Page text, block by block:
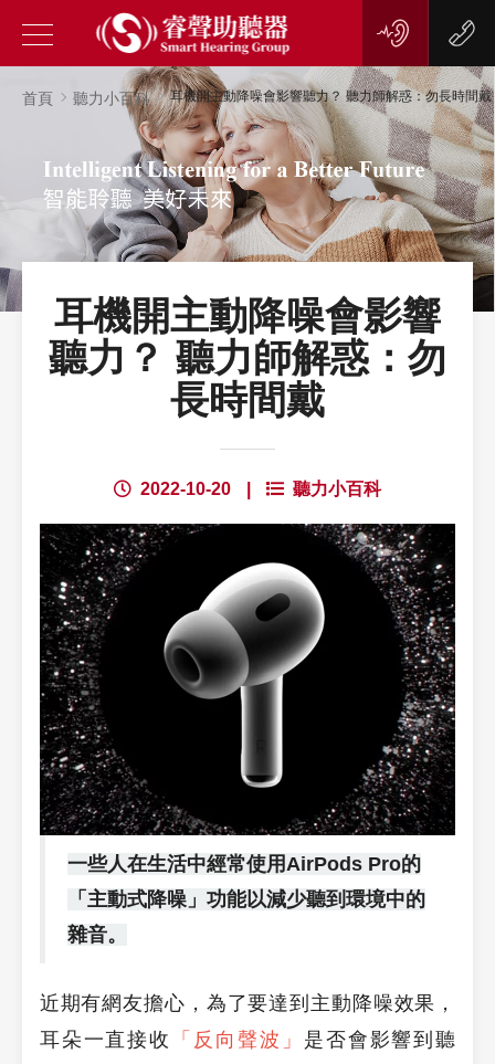
首頁 聽力小百科 耳機開主動降噪會影響聽力？ 聽力師解惑：勿長時間戴
耳機開主動降噪會影響
聽力？ 聽力師解惑：勿
長時間戴
2022-10-20 聽力小百科
一些人在生活中經常使用AirPods Pro的
「主動式降噪」功能以減少聽到環境中的
雜音。
近期有網友擔心，為了要達到主動降噪效果，
耳朵一直接收
「反向聲波」 是否會影響到聽